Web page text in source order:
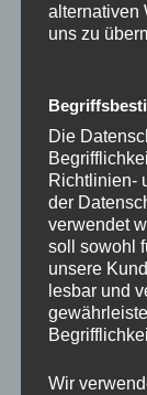
AM
Vorsätze:
neue Jahr
alternativen
uns zu
Die
Richtlinien-
der
verwendet
soll sowohl
unsere
lesbar und
Wir